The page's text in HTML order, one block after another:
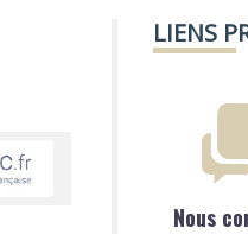
LIENS
Nous